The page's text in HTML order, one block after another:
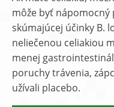
môže byť nápomocný
skúmajúcej účinky B.
neliečenou celiakiou
menej
poruchy trávenia,
užívali placebo.